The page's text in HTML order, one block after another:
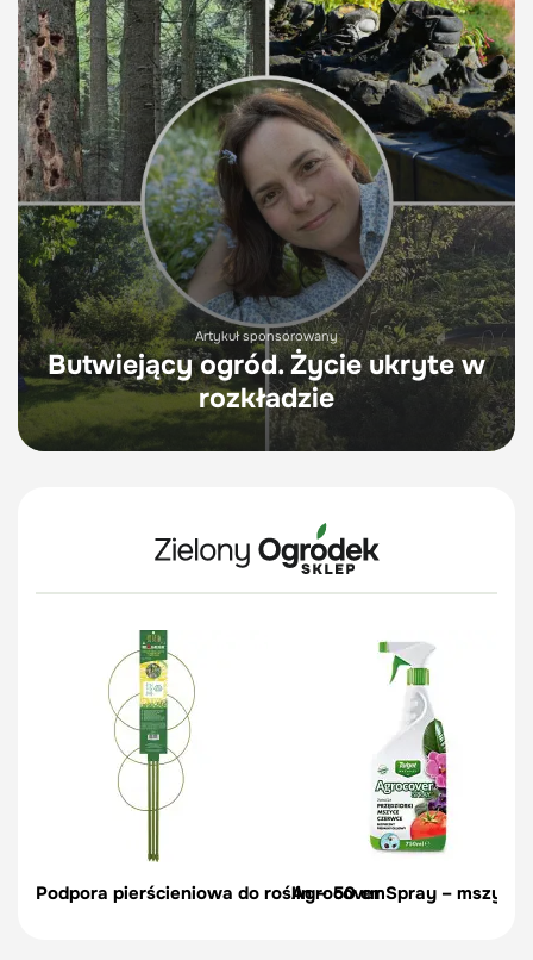
Artykuł sponsorowany
Butwiejący ogród. Życie ukryte w
rozkładzie
Podpora pierścieniowa do roślin – 50 cm
Agrocover Spray –